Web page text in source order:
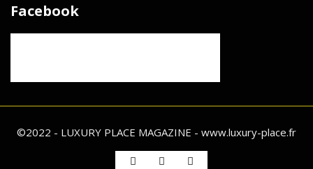
Facebook
©2022 - LUXURY PLACE MAGAZINE - www.luxury-place.fr